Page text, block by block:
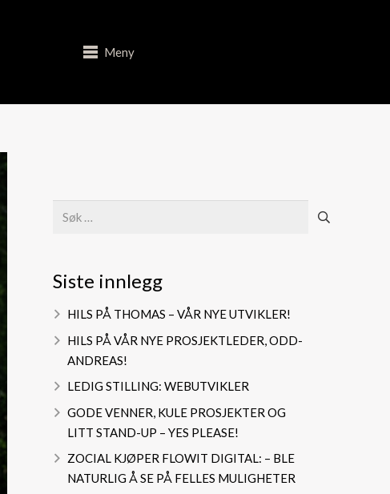
Meny
Siste innlegg
HILS PÅ THOMAS – VÅR NYE UTVIKLER!
HILS PÅ VÅR NYE PROSJEKTLEDER, ODD-
ANDREAS!
LEDIG STILLING: WEBUTVIKLER
GODE VENNER, KULE PROSJEKTER OG
LITT STAND-UP – YES PLEASE!
ZOCIAL KJØPER FLOWIT DIGITAL: – BLE
NATURLIG Å SE PÅ FELLES MULIGHETER